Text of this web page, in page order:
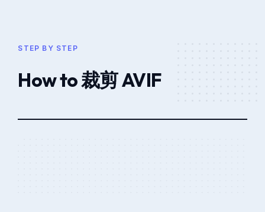
STEP BY STEP
How to 裁剪 AVIF